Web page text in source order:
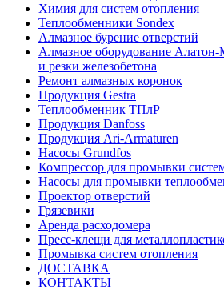
Химия для систем отопления
Теплообменники Sondex
Алмазное бурение отверстий
Алмазное оборудование Алатон-
и резки железобетона
Ремонт алмазных коронок
Продукция Gestra
Теплообменник ТПлР
Продукция Danfoss
Продукция Ari-Armaturen
Насосы Grundfos
Компрессор для промывки
Насосы для промывки
Проектор отверстий
Грязевики
Аренда расходомера
Пресс-клещи для
Промывка систем отопления
ДОСТАВКА
КОНТАКТЫ